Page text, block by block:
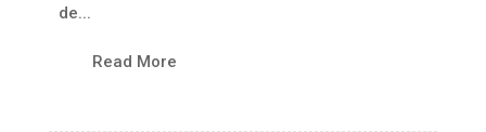
de...
Read More